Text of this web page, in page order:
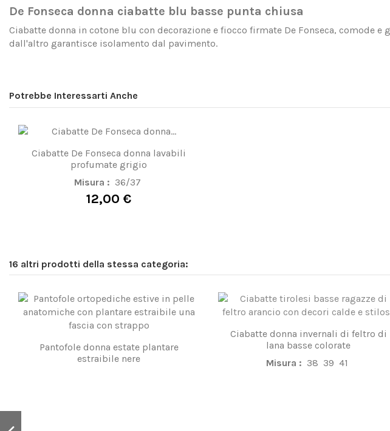
De Fonseca donna ciabatte blu basse punta chiusa
Ciabatte donna in cotone blu con decorazione e fiocco firmate De Fonseca,
dall'altro garantisce isolamento dal pavimento.
Potrebbe Interessarti Anche
Ciabatte De Fonseca donna lavabili
profumate grigio
Misura : 36/37
12,00 €
16 altri prodotti della stessa categoria:
Pantofole donna estate plantare
estraibile nere
Ciabatte donna invernali di feltro di
lana basse colorate
Misura : 38 39 41